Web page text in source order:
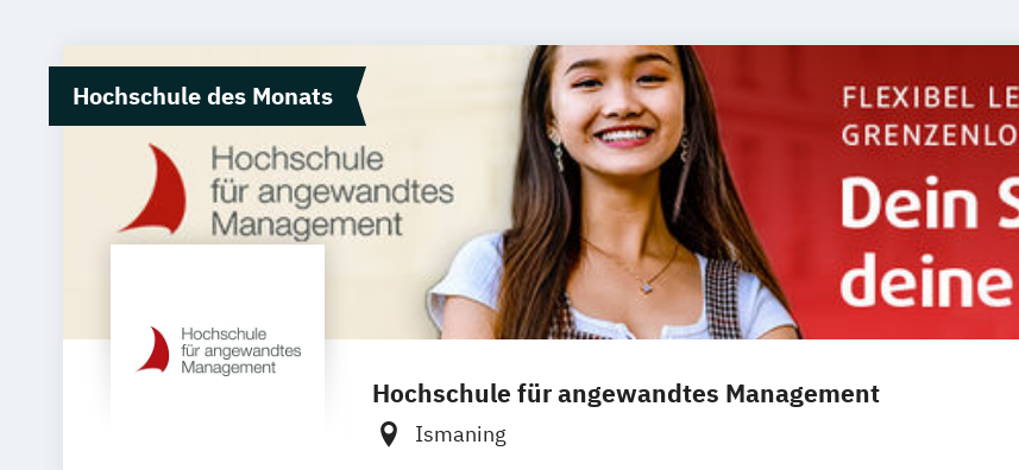
Hochschule des Monats
Hochschule für angewandtes Management
Ismaning